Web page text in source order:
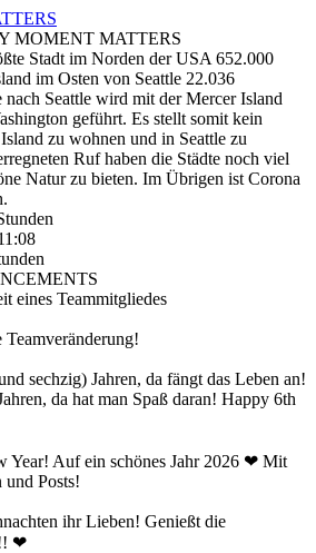
MOMENT MATTERS
Stadt im Norden der USA 652.000
im Osten von Seattle 22.036
nach Seattle wird mit der Mercer Island
geführt. Es stellt somit kein
zu wohnen und in Seattle zu
Ruf haben die Städte noch viel
Natur zu bieten. Im Übrigen ist Corona
eines Teammitgliedes
Teamveränderung!
sechzig) Jahren, da fängt das Leben an!
da hat man Spaß daran! Happy 6th
Year! Auf ein schönes Jahr 2026 ❤ Mit
und Posts!
ihr Lieben! Genießt die
❤